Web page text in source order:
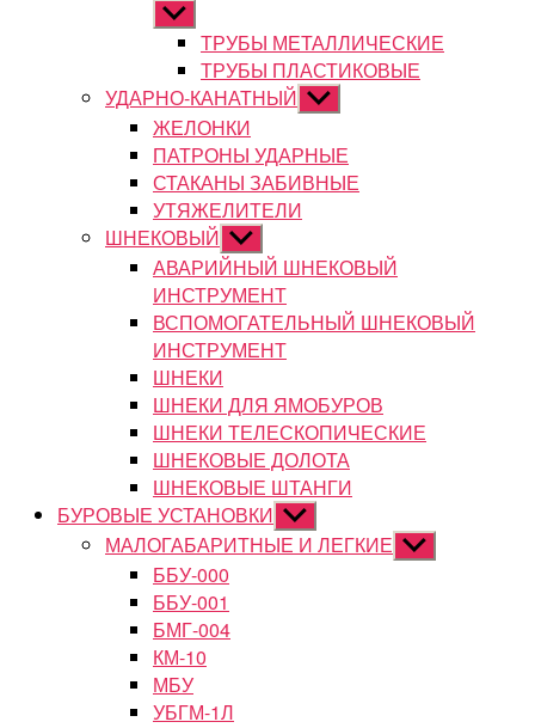
Показывать
подменюТРУБЫ МЕТАЛЛИЧЕСКИЕ
ТРУБЫ ПЛАСТИКОВЫЕ
УДАРНО-КАНАТНЫЙ Показывать
подменю
ЖЕЛОНКИ
ПАТРОНЫ УДАРНЫЕ
СТАКАНЫ ЗАБИВНЫЕ
УТЯЖЕЛИТЕЛИ
ШНЕКОВЫЙ Показывать
подменю
АВАРИЙНЫЙ ШНЕКОВЫЙ
ИНСТРУМЕНТ
ВСПОМОГАТЕЛЬНЫЙ ШНЕКОВЫЙ
ИНСТРУМЕНТ
ШНЕКИ
ШНЕКИ ДЛЯ ЯМОБУРОВ
ШНЕКИ ТЕЛЕСКОПИЧЕСКИЕ
ШНЕКОВЫЕ ДОЛОТА
ШНЕКОВЫЕ ШТАНГИ
БУРОВЫЕ УСТАНОВКИ Показывать
подменю
МАЛОГАБАРИТНЫЕ И ЛЕГКИЕ Показывать
подменю
ББУ-000
ББУ-001
БМГ-004
КМ-10
МБУ
УБГМ-1Л